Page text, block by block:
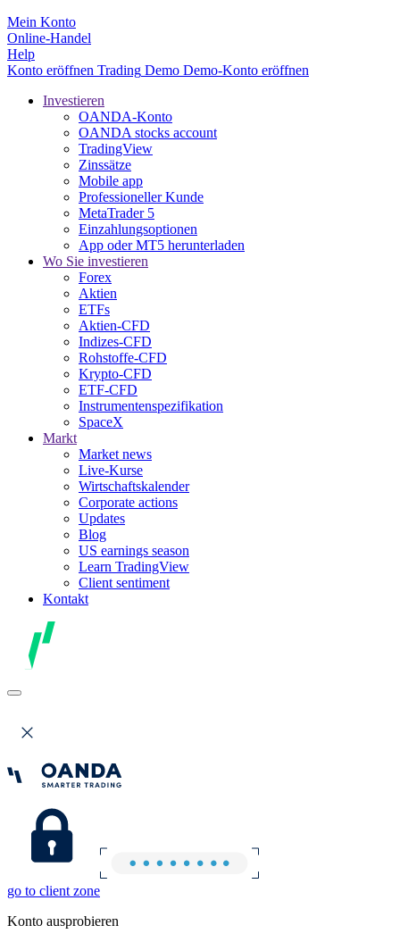
Mein Konto
Online-Handel
Help
Konto eröffnen Trading Demo Demo-Konto eröffnen
Investieren
OANDA-Konto
OANDA stocks account
TradingView
Zinssätze
Mobile app
Professioneller Kunde
MetaTrader 5
Einzahlungsoptionen
App oder MT5 herunterladen
Wo Sie investieren
Forex
Aktien
ETFs
Aktien-CFD
Indizes-CFD
Rohstoffe-CFD
Krypto-CFD
ETF-CFD
Instrumentenspezifikation
SpaceX
Markt
Market news
Live-Kurse
Wirtschaftskalender
Corporate actions
Updates
Blog
US earnings season
Learn TradingView
Client sentiment
Kontakt
go to client zone
Konto ausprobieren